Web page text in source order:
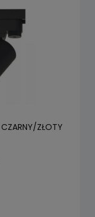
CZARNY/ZŁOTY